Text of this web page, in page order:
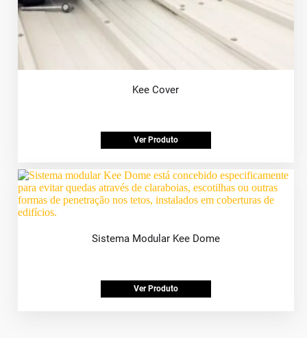
Kee Cover
Ver Produto
Sistema Modular Kee Dome
Ver Produto